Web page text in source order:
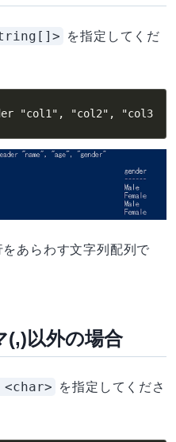
を指定してくだ
"col1", "col2", "col3"
あらわす文字列配列で
(,)以外の場合
を指定してくださ